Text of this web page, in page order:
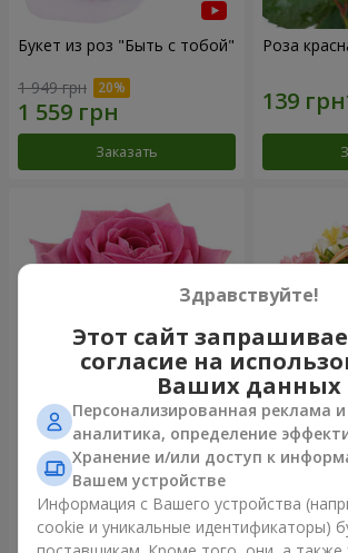
Букет из роз "Быть с тобой"
1 949 грн
Заказать
Роза
Роза розовая (поштучно)
Заказать
Корзина
"Акварель"
Здравствуйте!
Этот сайт
согласие на
Ваших данных
Персонализированная реклама
аналитика, определение
Хранение и/или доступ к
Вашем устройстве
Информация с Вашего устройства
cookie и уникальные идентификаторы)